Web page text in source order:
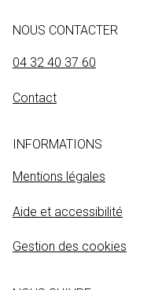
NOUS CONTACTER
04 32 40 37 60
Contact
INFORMATIONS
Mentions légales
Aide et accessibilité
Gestion des cookies